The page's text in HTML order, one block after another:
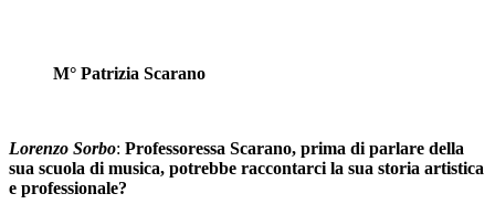
M° Patrizia Scarano
Lorenzo Sorbo: Professoressa Scarano, prima di parlare della
sua scuola di musica, potrebbe raccontarci la sua storia artistica
e professionale?